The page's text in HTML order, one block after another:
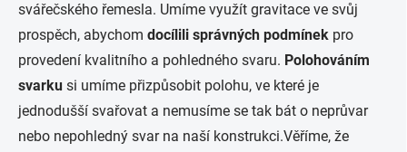
svářečského řemesla. Umíme využít gravitace ve svůj
prospěch, abychom docílili správných podmínek pro
provedení kvalitního a pohledného svaru. Polohováním
svarku si umíme přizpůsobit polohu, ve které je
jednodušší svařovat a nemusíme se tak bát o neprůvar
nebo nepohledný svar na naší konstrukci.Věříme, že